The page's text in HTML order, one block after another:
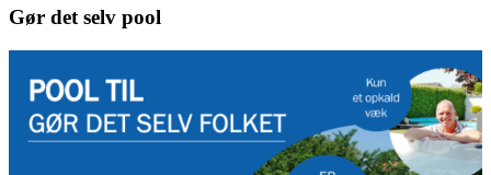
Gør det selv pool